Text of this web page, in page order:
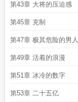
第43章 大将的压迫感
第45章 克制
第47章 极其危险的男人
第49章 活着的浪漫
第51章 冰冷的数字
第53章 二十五亿